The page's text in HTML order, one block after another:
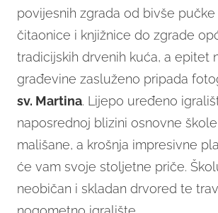
povijesnih zgrada od bivše pučke
čitaonice i knjižnice do zgrade
tradicijskih drvenih kuća, a epitet
građevine zasluženo pripada
sv. Martina. Lijepo uređeno
naposrednoj blizini osnovne
mališane, a krošnja impresivne
će vam svoje stoljetne priče.
neobičan i skladan drvored te